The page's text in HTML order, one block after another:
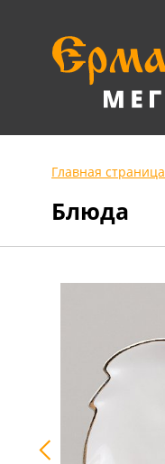
Главная страница
Блюда